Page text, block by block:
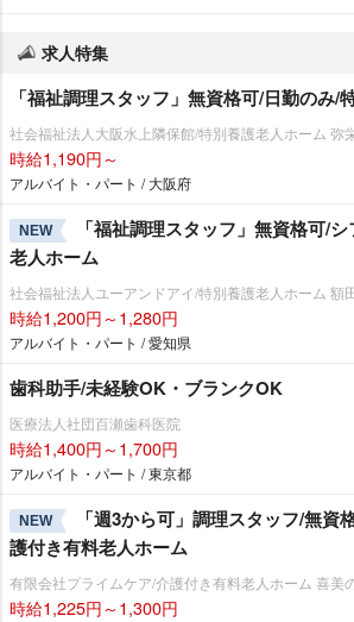
求人特集
「福祉調理スタッフ」無資格可/日勤のみ/
社会福祉法人大阪水上隣保館/特別養護老人ホーム 弥
時給1,190円～
アルバイト・パート / 大阪府
NEW
「福祉調理スタッフ」無資格可/
老人ホーム
社会福祉法人ユーアンドアイ/特別養護老人ホーム 額
時給1,200円～1,280円
アルバイト・パート / 愛知県
歯科助手/未経験OK・ブランクOK
医療法人社団百瀬歯科医院
時給1,400円～1,700円
アルバイト・パート / 東京都
NEW
「週3から可」調理スタッフ/無資
護付き有料老人ホーム
有限会社プライムケア/介護付き有料老人ホーム 喜美
時給1,225円～1,300円